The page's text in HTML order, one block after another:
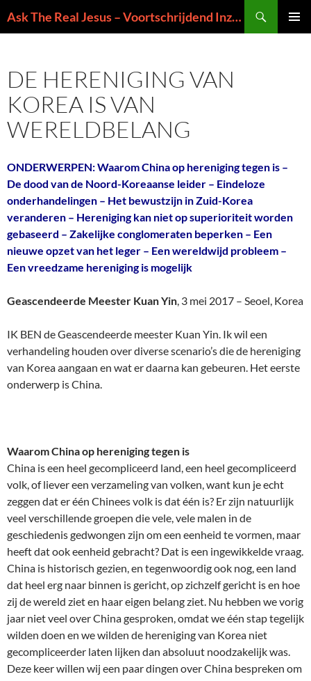
naar
Ask The Real Jesus – Voortschrijdend Inzicht in de Zin van het Leven
DE HERENIGING VAN
KOREA IS VAN
WERELDBELANG
ONDERWERPEN: Waarom China op hereniging tegen is –
De dood van de Noord-Koreaanse leider – Eindeloze
onderhandelingen – Het bewustzijn in Zuid-Korea
veranderen – Hereniging kan niet op superioriteit worden
gebaseerd – Zakelijke conglomeraten beperken – Een
nieuwe opzet van het leger – Een wereldwijd probleem –
Een vreedzame hereniging is mogelijk
Geascendeerde Meester Kuan Yin, 3 mei 2017 – Seoel, Korea
IK BEN de Geascendeerde meester Kuan Yin. Ik wil een
verhandeling houden over diverse scenario’s die de hereniging
van Korea aangaan en wat er daarna kan gebeuren. Het eerste
onderwerp is China.
Waarom China op hereniging tegen is
China is een heel gecompliceerd land, een heel gecompliceerd
volk, of liever een verzameling van volken, want kun je echt
zeggen dat er één Chinees volk is dat één is? Er zijn natuurlijk
veel verschillende groepen die vele, vele malen in de
geschiedenis gedwongen zijn om een eenheid te vormen, maar
heeft dat ook eenheid gebracht? Dat is een ingewikkelde vraag.
China is historisch gezien, en tegenwoordig ook nog, een land
dat heel erg naar binnen is gericht, op zichzelf gericht is en hoe
zij de wereld ziet en haar eigen belang ziet. Nu hebben we vorig
jaar niet veel over China gesproken, omdat we één stap tegelijk
wilden doen en we wilden de hereniging van Korea niet
gecompliceerder laten lijken dan absoluut noodzakelijk was.
Deze keer willen wij een paar dingen over China bespreken om